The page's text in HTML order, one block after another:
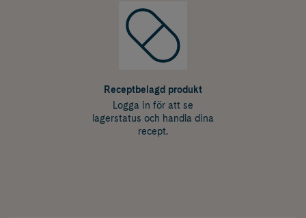
Receptbelagd produkt
Logga in för att se
lagerstatus och handla dina
recept.